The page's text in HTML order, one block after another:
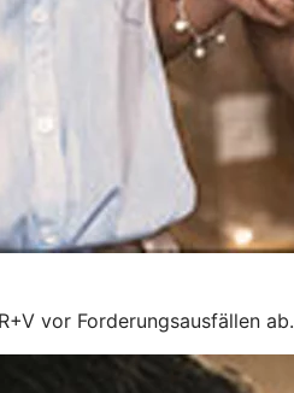
vor Forderungsausfällen ab.